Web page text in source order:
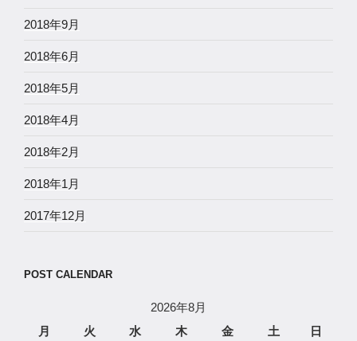
2018年9月
2018年6月
2018年5月
2018年4月
2018年2月
2018年1月
2017年12月
POST CALENDAR
2026年8月
月
火 水 木 金 土 日